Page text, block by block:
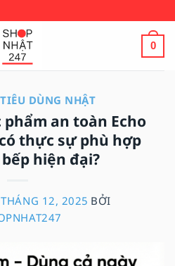
0
DÙNG NHẬT
an toàn Echo
thực sự phù hợp
hiện đại?
12, 2025 BỞI